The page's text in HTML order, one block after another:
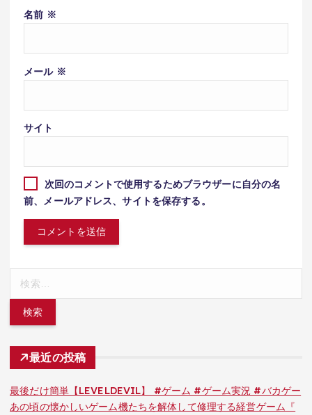
名前 ※
メール ※
サイト
次回のコメントで使用するためブラウザーに自分の名
前、メールアドレス、サイトを保存する。
最近の投稿
最後だけ簡単【LEVELDEVIL】 #ゲーム #ゲーム実況 #バカゲー
あの頃の懐かしいゲーム機たちを解体して修理する経営ゲーム『